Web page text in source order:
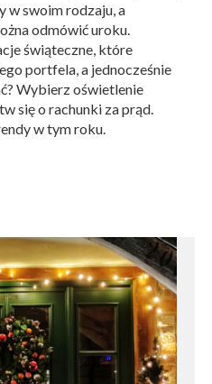
w swoim rodzaju, a
odmówić uroku.
świąteczne, które
portfela, a jednocześnie
Wybierz oświetlenie
się o rachunki za prąd.
w tym roku.